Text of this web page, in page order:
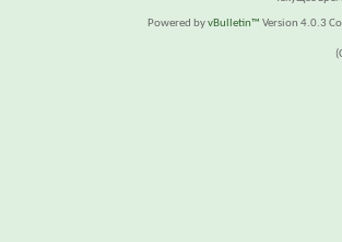
Powered byvBulletin™ Version 4.0.3